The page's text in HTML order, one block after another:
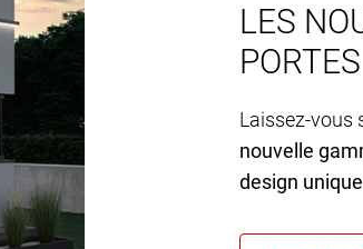
LES
Laissez-vous
nouvelle
design unique